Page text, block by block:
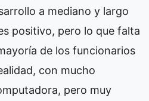
a mediano y largo
positivo, pero lo que falta
de los funcionarios
con mucho
pero muy